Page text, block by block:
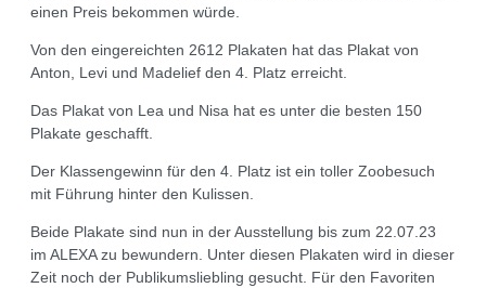
einen Preis bekommen würde.
Von den eingereichten 2612 Plakaten hat das Plakat von
Anton, Levi und Madelief den 4. Platz erreicht.
Das Plakat von Lea und Nisa hat es unter die besten 150
Plakate geschafft.
Der Klassengewinn für den 4. Platz ist ein toller Zoobesuch
mit Führung hinter den Kulissen.
Beide Plakate sind nun in der Ausstellung bis zum 22.07.23
im ALEXA zu bewundern. Unter diesen Plakaten wird in dieser
Zeit noch der Publikumsliebling gesucht. Für den Favoriten